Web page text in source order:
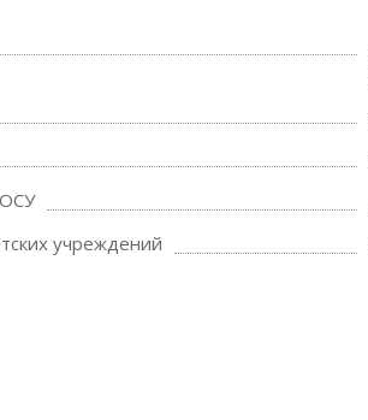
учреждений